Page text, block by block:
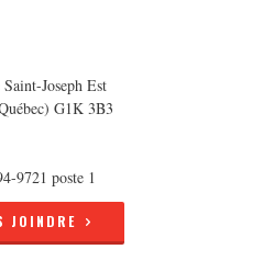
Joseph Est
G1K 3B3
9721 poste 1
JOINDRE